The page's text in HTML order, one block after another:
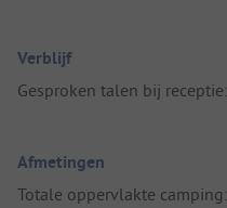
Verblijf
Gesproken talen bij
Afmetingen
Totale oppervlakte